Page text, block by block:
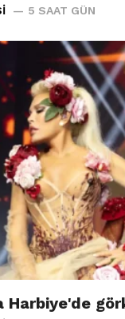
5 SAAT GÜN
Harbiye'de